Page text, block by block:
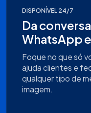
DISPONÍVEL 24/7
Da
WhatsApp
Foque no que só
ajuda clientes e
qualquer tipo de
imagem.